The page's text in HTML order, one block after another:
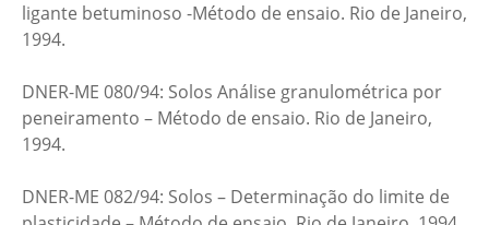
ligante betuminoso -Método de ensaio. Rio de Janeiro,
1994.
DNER-ME 080/94: Solos Análise granulométrica por
peneiramento – Método de ensaio. Rio de Janeiro,
1994.
DNER-ME 082/94: Solos – Determinação do limite de